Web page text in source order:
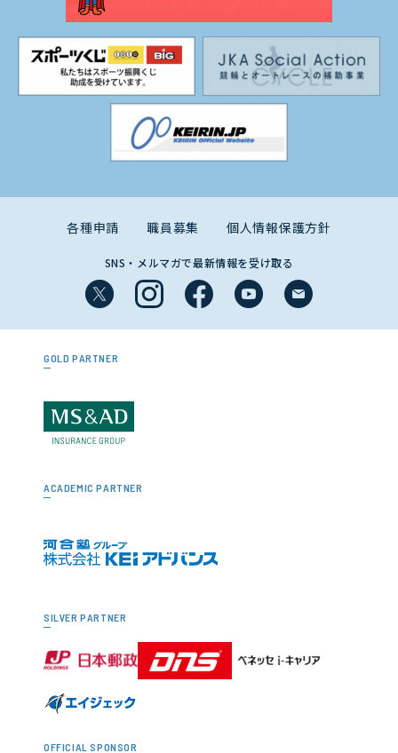
各種申請 職員募集 個人情報保護方針
SNS・メルマガで最新情報を受け取る
GOLD PARTNER
ACADEMIC PARTNER
SILVER PARTNER
OFFICIAL SPONSOR